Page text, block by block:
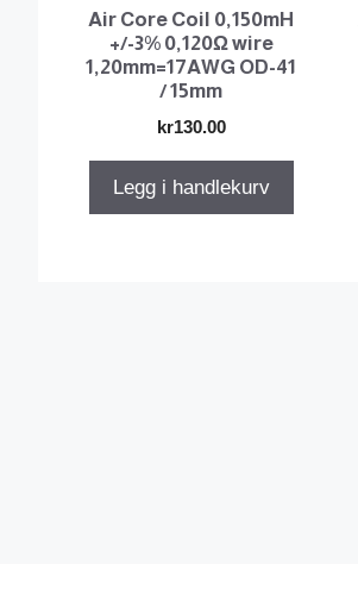
Air Core Coil 0,150mH
+/-3% 0,120Ω wire
1,20mm=17AWG OD-41
/ 15mm
kr130.00
Legg i handlekurv